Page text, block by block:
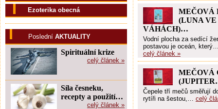
MEČOVÁ
(LUNA VE
VÁHÁCH)…
Vodní plocha za sedící
postavou je oceán,
celý článek »
MEČOVÁ
Čepele tří mečů směřují
rytíři na šestou,… celý
Ezoterika obecná
Poslední AKTUALITY
Spirituální krize
celý článek »
Síla česneku,
recepty a použití…
celý článek »